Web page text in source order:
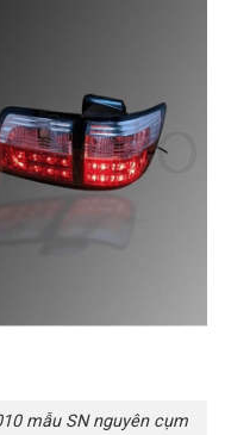
mẫu SN nguyên cụm